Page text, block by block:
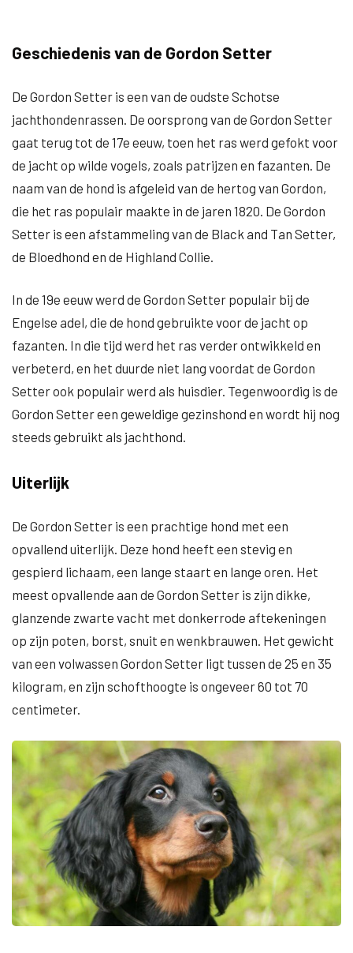
Geschiedenis van de Gordon Setter
De Gordon Setter is een van de oudste Schotse
jachthondenrassen. De oorsprong van de Gordon Setter
gaat terug tot de 17e eeuw, toen het ras werd gefokt voor
de jacht op wilde vogels, zoals patrijzen en fazanten. De
naam van de hond is afgeleid van de hertog van Gordon,
die het ras populair maakte in de jaren 1820. De Gordon
Setter is een afstammeling van de Black and Tan Setter,
de Bloedhond en de Highland Collie.
In de 19e eeuw werd de Gordon Setter populair bij de
Engelse adel, die de hond gebruikte voor de jacht op
fazanten. In die tijd werd het ras verder ontwikkeld en
verbeterd, en het duurde niet lang voordat de Gordon
Setter ook populair werd als huisdier. Tegenwoordig is de
Gordon Setter een geweldige gezinshond en wordt hij nog
steeds gebruikt als jachthond.
Uiterlijk
De Gordon Setter is een prachtige hond met een
opvallend uiterlijk. Deze hond heeft een stevig en
gespierd lichaam, een lange staart en lange oren. Het
meest opvallende aan de Gordon Setter is zijn dikke,
glanzende zwarte vacht met donkerrode aftekeningen
op zijn poten, borst, snuit en wenkbrauwen. Het gewicht
van een volwassen Gordon Setter ligt tussen de 25 en 35
kilogram, en zijn schofthoogte is ongeveer 60 tot 70
centimeter.